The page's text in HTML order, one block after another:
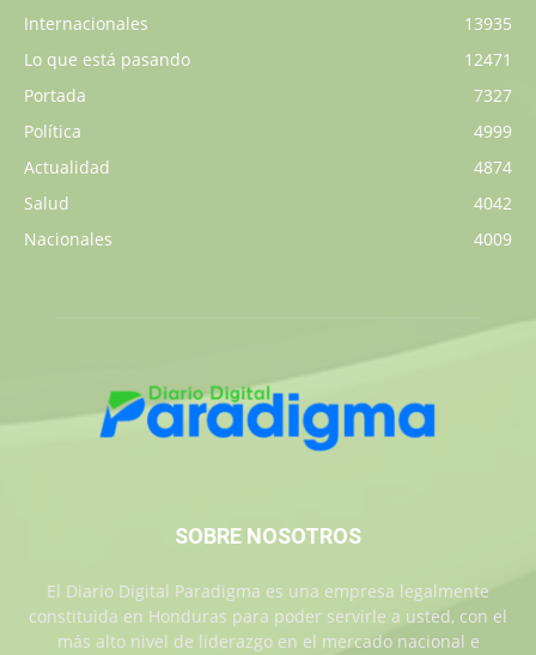
Internacionales
13935
Lo que está pasando
12471
Portada
7327
Política
4999
Actualidad
4874
Salud
4042
Nacionales
4009
SOBRE NOSOTROS
El Diario Digital Paradigma es una empresa legalmente
constituida en Honduras para poder servirle a usted, con el
más alto nivel de liderazgo en el mercado nacional e